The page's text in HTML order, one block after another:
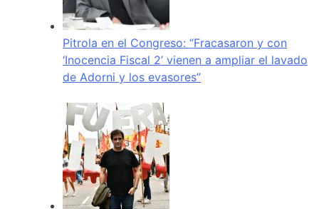
Pitrola en el Congreso: “Fracasaron y con
‘Inocencia Fiscal 2’ vienen a ampliar el lavado
de Adorni y los evasores”